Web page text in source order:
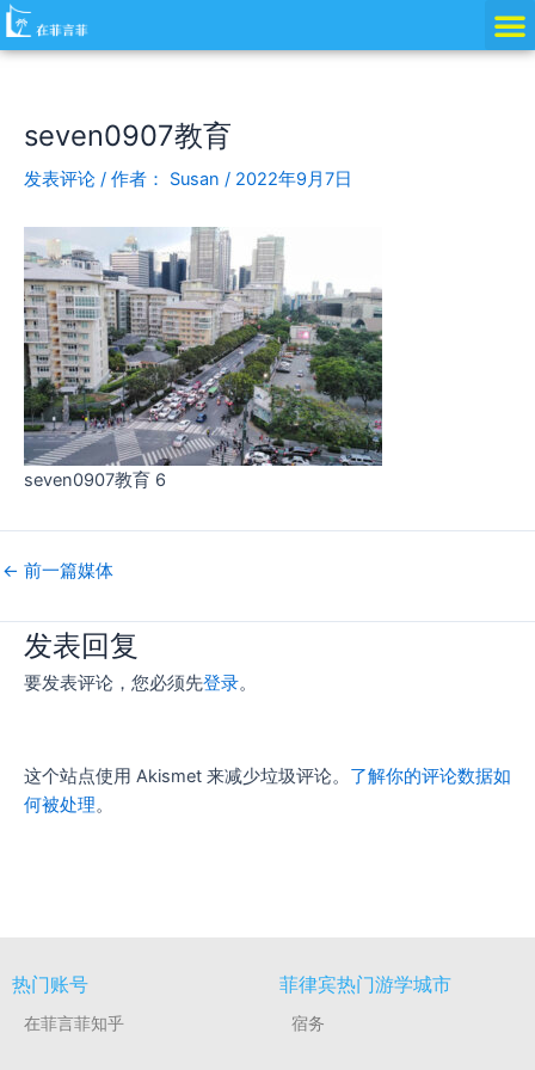
跳
至
seven0907教育
发表评论 / 作者： Susan / 2022年9月7日
seven0907教育 6
Post
navigation
← 前一篇媒体
发表回复
要发表评论，您必须先登录。
这个站点使用 Akismet 来减少垃圾评论。 了解你的评论数据如
何被处理。
热门账号
在菲言菲知乎
菲律宾热门游学城市
宿务